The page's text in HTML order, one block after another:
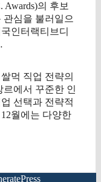
의 후보
관심을 불러일으
인터랙티브디
먹 직업 전략의
르에서 꾸준한 인
선택과 전략적
월에는 다양한